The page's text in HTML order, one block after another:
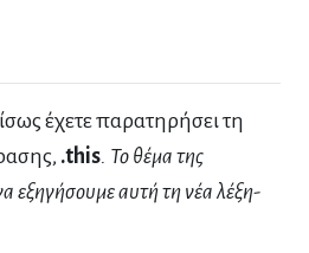
έχετε παρατηρήσει τη
.this. Το θέμα της
εξηγήσουμε αυτή τη νέα λέξη-